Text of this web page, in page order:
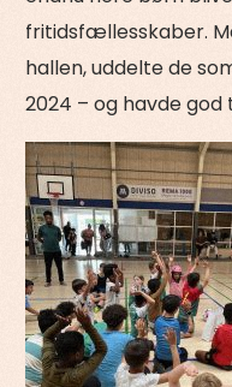
fritidsfællesskaber.
hallen, uddelte de
2024 – og havde